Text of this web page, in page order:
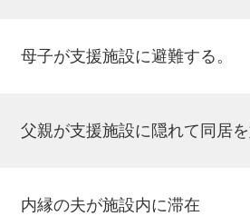
母子が支援施設に避難する。
父親が支援施設に隠れて同居
内縁の夫が施設内に滞在